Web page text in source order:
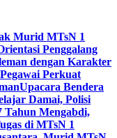
Murid MTsN 1
Penggalang
dengan Karakter
Perkuat
Upacara Bendera
Damai, Polisi
Tahun Mengabdi,
di MTsN 1